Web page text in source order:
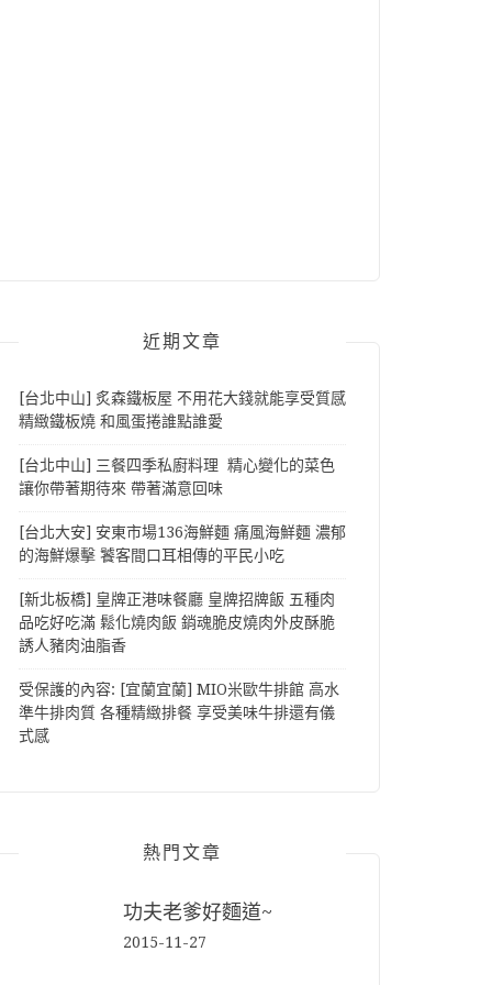
近期文章
[台北中山] 炙森鐵板屋 不用花大錢就能享受質感
精緻鐵板燒 和風蛋捲誰點誰愛
[台北中山] 三餐四季私廚料理 精心變化的菜色
讓你帶著期待來 帶著滿意回味
[台北大安] 安東市場136海鮮麵 痛風海鮮麵 濃郁
的海鮮爆擊 饕客間口耳相傳的平民小吃
[新北板橋] 皇牌正港味餐廳 皇牌招牌飯 五種肉
品吃好吃滿 鬆化燒肉飯 銷魂脆皮燒肉外皮酥脆
誘人豬肉油脂香
受保護的內容: [宜蘭宜蘭] MIO米歐牛排館 高水
準牛排肉質 各種精緻排餐 享受美味牛排還有儀
式感
熱門文章
功夫老爹好麵道~
2015-11-27